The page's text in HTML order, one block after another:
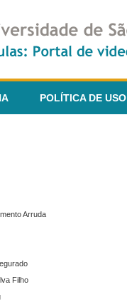
POLÍTICA DE USO
Arruda
Filho